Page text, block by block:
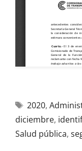
2020,
diciembre,
Salud pública,